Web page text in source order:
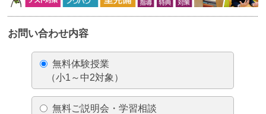
お問い合わせ内容
無料体験授業
（小1～中2対象）
無料ご説明会・学習相談